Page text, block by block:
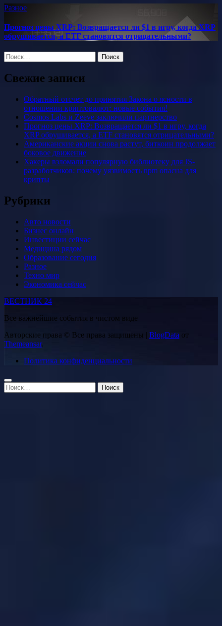
Разное
Прогноз цены XRP: Возвращается ли $1 в игру, когда XRP
обрушивается, а ETF становятся отрицательными?
Найти:
Свежие записи
Обратный отсчет до принятия Закона о ясности в
отношении криптовалют: новые события!
Cosmos Labs и Zeeve заключили партнерство
Прогноз цены XRP: Возвращается ли $1 в игру, когда
XRP обрушивается, а ETF становятся отрицательными?
Американские акции снова растут, биткоин продолжает
боковое движение
Хакеры взломали популярную библиотеку для JS-
разработчиков: почему уязвимость npm опасна для
крипты
Рубрики
Авто новости
Бизнес онлайн
Инвестиции сейчас
Медицина рядом
Образование сегодня
Разное
Техно мир
Экономика сейчас
ВЕСТНИК 24
Все важнейшие события в чистом виде
Авторские права © Все права защищены | BlogData от
Themeansar.
Политика конфиденциальности
Найти: